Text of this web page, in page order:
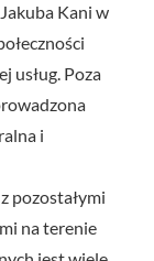
Kani w
usług. Poza
i
pozostałymi
na terenie